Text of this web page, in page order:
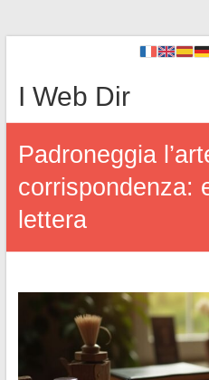
I Web Dir
Padroneggia
corrispondenza:
lettera